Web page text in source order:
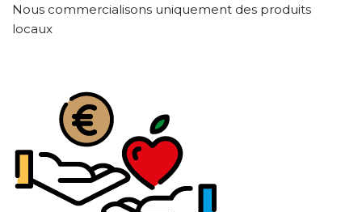
Nous commercialisons uniquement des produits
locaux